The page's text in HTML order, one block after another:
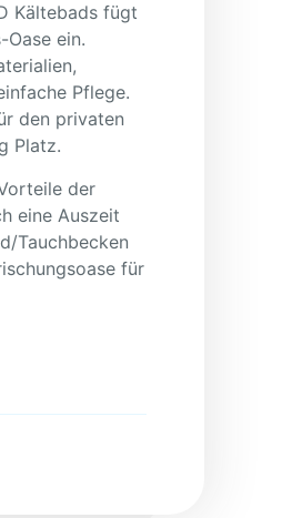
Kältebads fügt
Oase ein.
Pflege.
den privaten
Platz.
der
eine Auszeit
Tauchbecken
für